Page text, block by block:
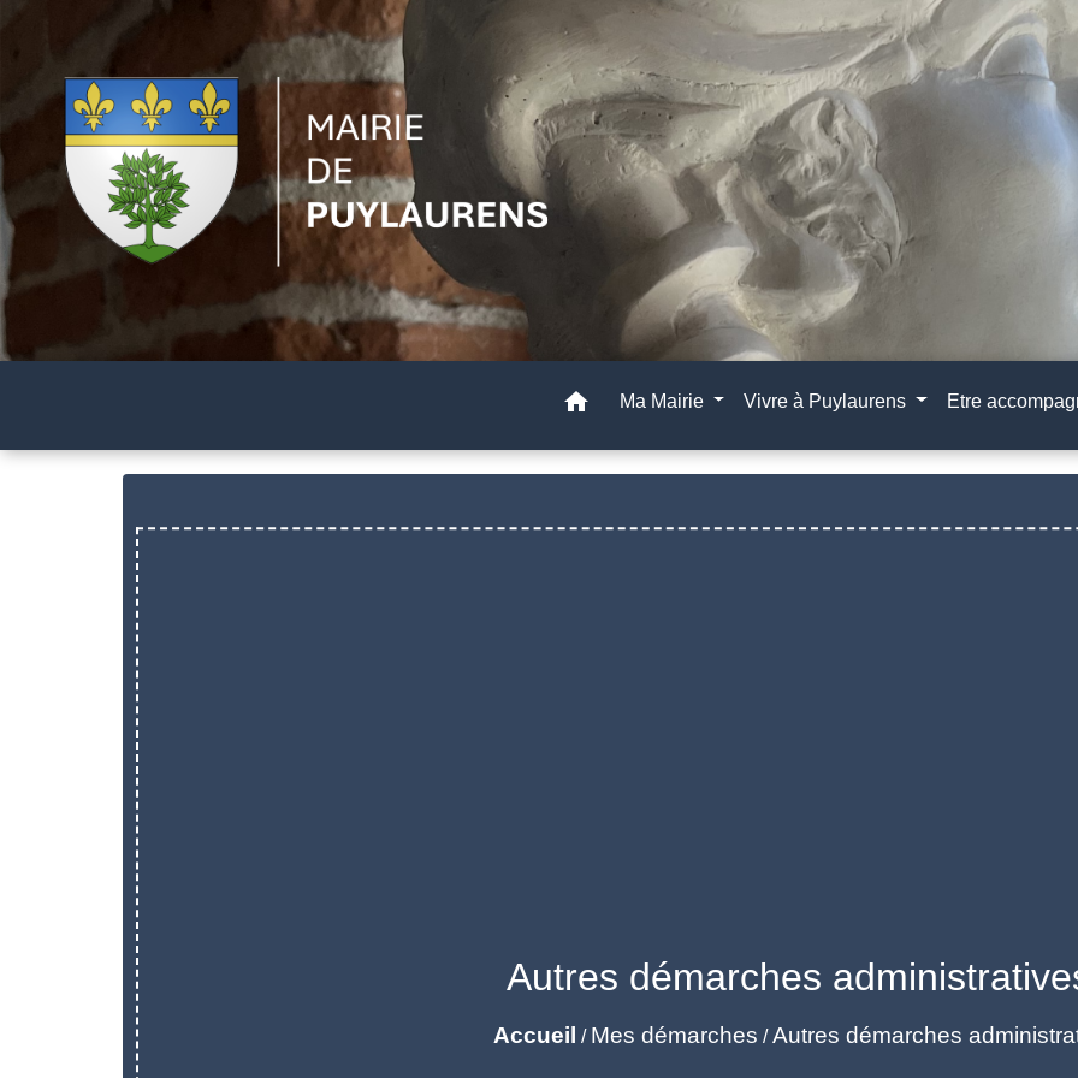
home Ma Mairie Vivre à Puylaurens Etre
Autres démarches
Accueil / Mes démarches /Autres démarches